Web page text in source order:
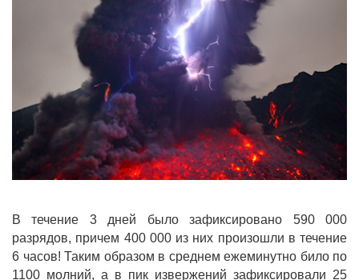
В течение 3 дней было зафиксировано 590 000
разрядов, причем 400 000 из них произошли в течение
6 часов! Таким образом в среднем ежеминутно било по
1100 молний, а в пик извержений зафиксировали 25